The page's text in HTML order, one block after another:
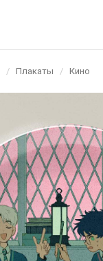
/ Плакаты / Кино